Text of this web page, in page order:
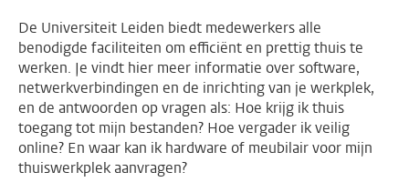
De Universiteit Leiden biedt medewerkers alle
benodigde faciliteiten om efficiënt en prettig thuis te
werken. Je vindt hier meer informatie over software,
netwerkverbindingen en de inrichting van je werkplek,
en de antwoorden op vragen als: Hoe krijg ik thuis
toegang tot mijn bestanden? Hoe vergader ik veilig
online? En waar kan ik hardware of meubilair voor mijn
thuiswerkplek aanvragen?